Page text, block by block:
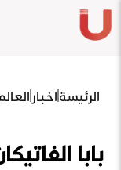
الرئيسةاخبار
بابا